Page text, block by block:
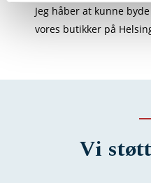
Jeg håber at kunne
vores butikker på
Vi